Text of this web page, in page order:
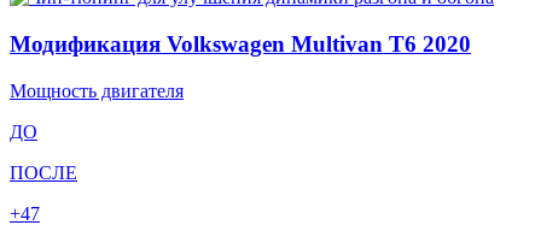
Модификация Volkswagen Multivan T6 2020
Мощность двигателя
ДО
ПОСЛЕ
+47